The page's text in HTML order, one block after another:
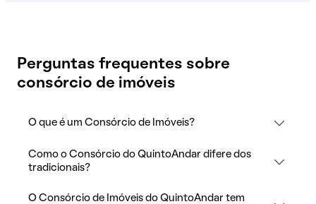
Perguntas frequentes sobre
consórcio de imóveis
O que é um Consórcio de Imóveis?
Como o Consórcio do QuintoAndar difere dos
tradicionais?
O Consórcio de Imóveis do QuintoAndar tem